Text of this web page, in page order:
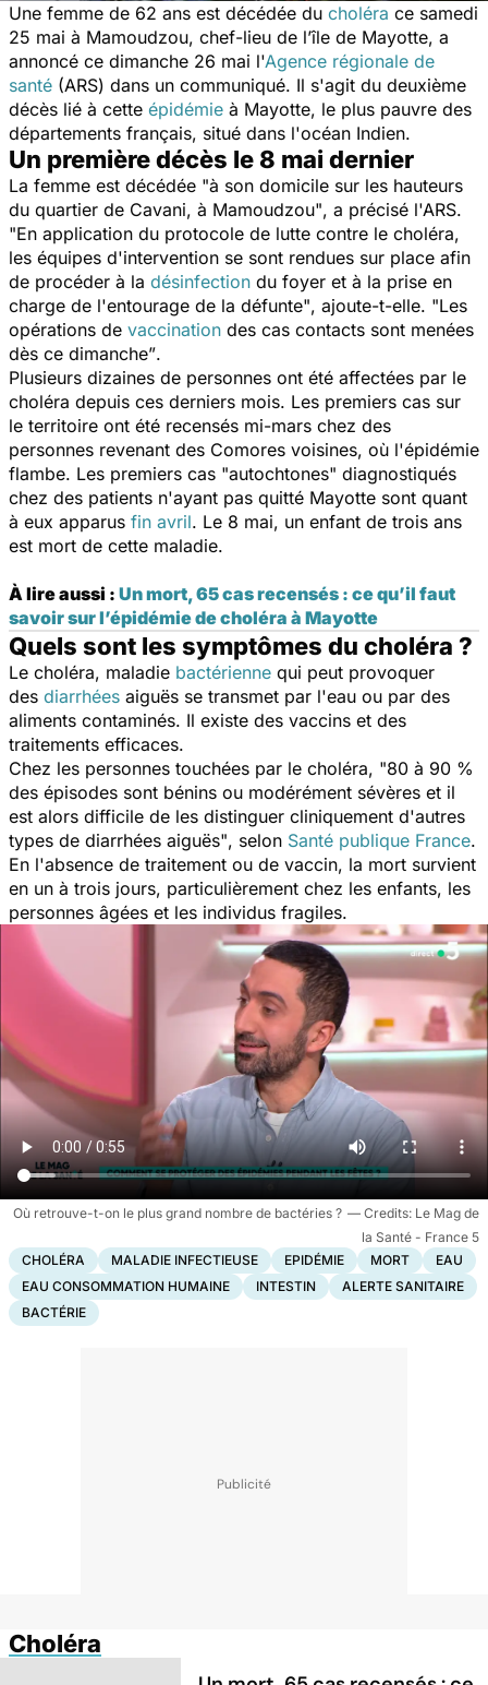
Une femme de 62 ans est décédée du choléra ce samedi
25 mai à Mamoudzou, chef-lieu de l’île de Mayotte, a
annoncé ce dimanche 26 mai l'Agence régionale de
santé (ARS) dans un communiqué. Il s'agit du deuxième
décès lié à cette épidémie à Mayotte, le plus pauvre des
départements français, situé dans l'océan Indien.
Un première décès le 8 mai dernier
La femme est décédée "à son domicile sur les hauteurs
du quartier de Cavani, à Mamoudzou", a précisé l'ARS.
"En application du protocole de lutte contre le choléra,
les équipes d'intervention se sont rendues sur place afin
de procéder à la désinfection du foyer et à la prise en
charge de l'entourage de la défunte", ajoute-t-elle. "Les
opérations de vaccination des cas contacts sont menées
dès ce dimanche”.
Plusieurs dizaines de personnes ont été affectées par le
choléra depuis ces derniers mois. Les premiers cas sur
le territoire ont été recensés mi-mars chez des
personnes revenant des Comores voisines, où l'épidémie
flambe. Les premiers cas "autochtones" diagnostiqués
chez des patients n'ayant pas quitté Mayotte sont quant
à eux apparus fin avril. Le 8 mai, un enfant de trois ans
est mort de cette maladie.
À lire aussi : Un mort, 65 cas recensés : ce qu’il faut
savoir sur l’épidémie de choléra à Mayotte
Quels sont les symptômes du choléra ?
Le choléra, maladie bactérienne qui peut provoquer
des diarrhées aiguës se transmet par l'eau ou par des
aliments contaminés. Il existe des vaccins et des
traitements efficaces.
Chez les personnes touchées par le choléra, "80 à 90 %
des épisodes sont bénins ou modérément sévères et il
est alors difficile de les distinguer cliniquement d'autres
types de diarrhées aiguës", selon Santé publique France.
En l'absence de traitement ou de vaccin, la mort survient
en un à trois jours, particulièrement chez les enfants, les
personnes âgées et les individus fragiles.
Où retrouve-t-on le plus grand nombre de bactéries ?
Le Mag de
la Santé - France 5
CHOLÉRA
MALADIE INFECTIEUSE EPIDÉMIE MORT
EAU
EAU CONSOMMATION HUMAINE
INTESTIN
ALERTE SANITAIRE
BACTÉRIE
Choléra